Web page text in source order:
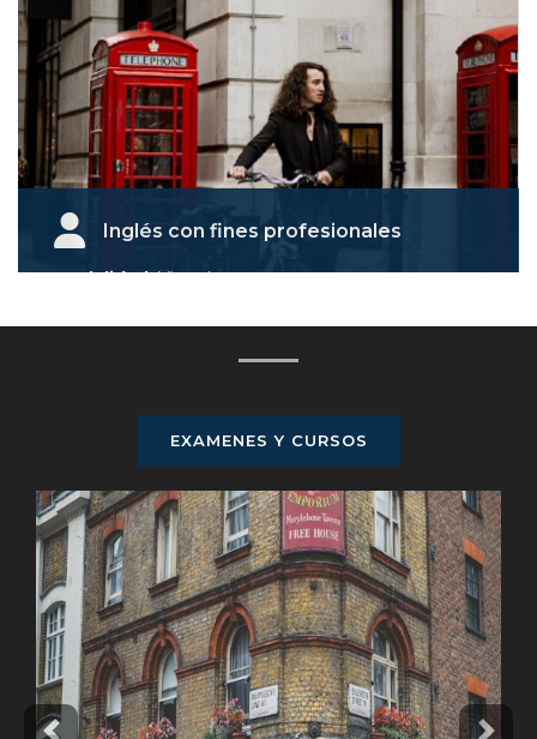
concentrado , acelerando el proceso de
aprendizaje
Iniciar Curso
Inglés con fines profesionales
Modalidad:Virtual
Descripción:Abordatemas de comunicación
profesional en inglés
EXAMENES Y CURSOS